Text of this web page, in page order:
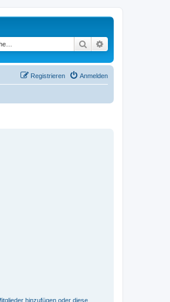
Suche
Anmelden
Registrieren
hinzufügen oder diese